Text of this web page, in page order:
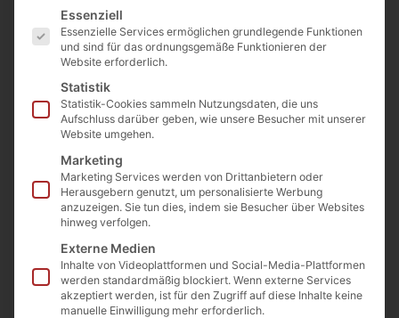
Martina, 200 g
Art. Nr.:SO-01
Kategorien Kräuter/Gewürze,Unkategorisiert
3,50€ inkl. MwSt.
Enthält 7% MwSt. 7 % DE
(17,50€/ 1000 g)
Versand
Lieferzeit: ca. 1-3 Werktage
Vorrätig
In den Warenkorb
In die Wunschliste
Es folgt eine Liste der Service-Gruppen, für die eine
Essenziell
Essenzielle Services ermöglichen grundlegende Funktionen
und sind für das ordnungsgemäße Funktionieren der
Website erforderlich.
Statistik
Statistik-Cookies sammeln Nutzungsdaten, die uns
Aufschluss darüber geben, wie unsere Besucher mit unserer
Website umgehen.
Marketing
Marketing Services werden von Drittanbietern oder
Herausgebern genutzt, um personalisierte Werbung
anzuzeigen. Sie tun dies, indem sie Besucher über Websites
hinweg verfolgen.
Externe Medien
Inhalte von Videoplattformen und Social-Media-Plattformen
werden standardmäßig blockiert. Wenn externe Services
akzeptiert werden, ist für den Zugriff auf diese Inhalte keine
manuelle Einwilligung mehr erforderlich.